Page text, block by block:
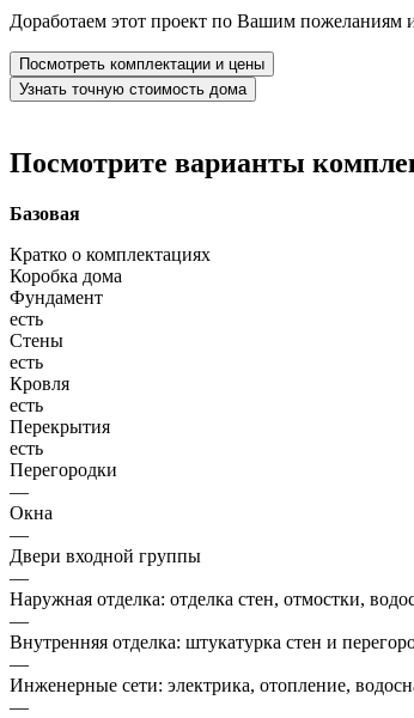
Доработаем этот проект по Вашим пожеланиям
Посмотреть комплектации и цены
Узнать точную стоимость дома
Посмотрите варианты
Базовая
Кратко о комплектациях
Коробка дома
Фундамент
есть
Стены
есть
Кровля
есть
Перекрытия
есть
Перегородки
—
Окна
—
Двери входной группы
—
Наружная отделка: отделка стен, отмостки,
—
Внутренняя отделка: штукатурка стен и
—
Инженерные сети: электрика, отопление,
—